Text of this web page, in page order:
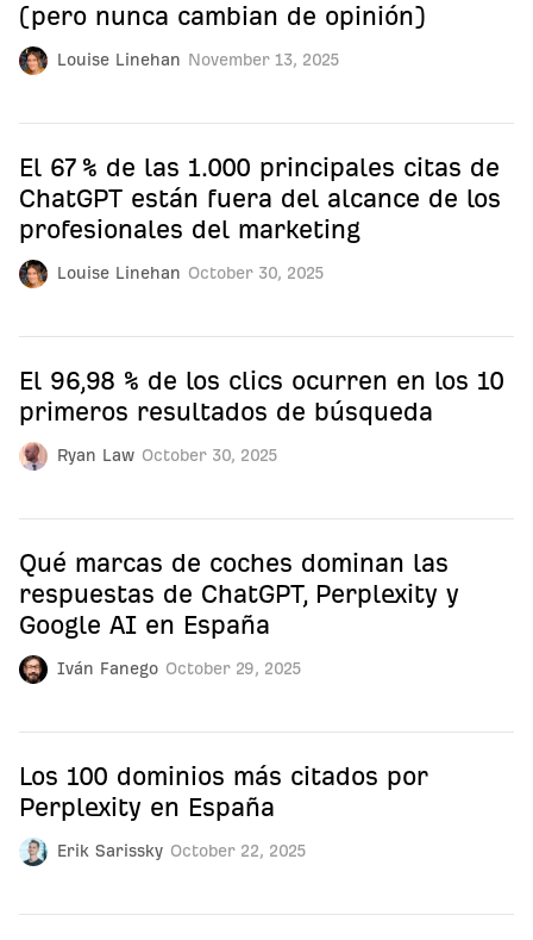
Louise Linehan November 13, 2025
(pero nunca cambian de opinión)
Louise Linehan October 30, 2025
El 67 % de las 1.000 principales citas de
ChatGPT están fuera del alcance de los
profesionales del marketing
Ryan Law October 30, 2025
El 96,98 % de los clics ocurren en los 10
primeros resultados de búsqueda
Iván Fanego October 29, 2025
Qué marcas de coches dominan las
respuestas de ChatGPT, Perplexity y
Google AI en España
Erik Sarissky October 22, 2025
Los 100 dominios más citados por
Perplexity en España